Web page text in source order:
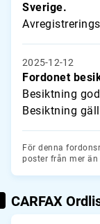
Sverige.
2025-12-12
Fordonet
Besiktning
Besiktning
För denna
poster från mer än
CARFAX